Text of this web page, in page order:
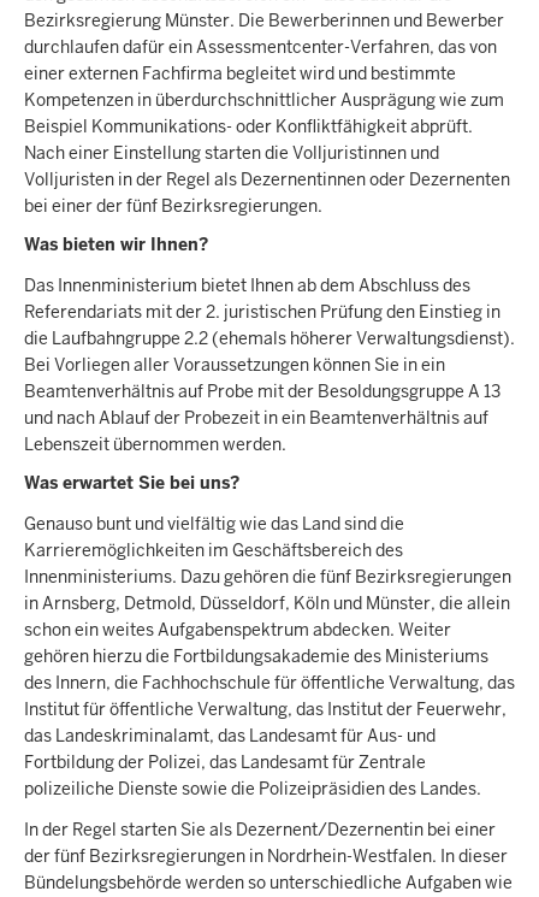
Bezirksregierung Münster. Die Bewerberinnen und Bewerber
durchlaufen dafür ein Assessmentcenter-Verfahren, das von
einer externen Fachfirma begleitet wird und bestimmte
Kompetenzen in überdurchschnittlicher Ausprägung wie zum
Beispiel Kommunikations- oder Konfliktfähigkeit abprüft.
Nach einer Einstellung starten die Volljuristinnen und
Volljuristen in der Regel als Dezernentinnen oder Dezernenten
bei einer der fünf Bezirksregierungen.
Was bieten wir Ihnen?
Das Innenministerium bietet Ihnen ab dem Abschluss des
Referendariats mit der 2. juristischen Prüfung den Einstieg in
die Laufbahngruppe 2.2 (ehemals höherer Verwaltungsdienst).
Bei Vorliegen aller Voraussetzungen können Sie in ein
Beamtenverhältnis auf Probe mit der Besoldungsgruppe A 13
und nach Ablauf der Probezeit in ein Beamtenverhältnis auf
Lebenszeit übernommen werden.
Was erwartet Sie bei uns?
Genauso bunt und vielfältig wie das Land sind die
Karrieremöglichkeiten im Geschäftsbereich des
Innenministeriums. Dazu gehören die fünf Bezirksregierungen
in Arnsberg, Detmold, Düsseldorf, Köln und Münster, die allein
schon ein weites Aufgabenspektrum abdecken. Weiter
gehören hierzu die Fortbildungsakademie des Ministeriums
des Innern, die Fachhochschule für öffentliche Verwaltung, das
Institut für öffentliche Verwaltung, das Institut der Feuerwehr,
das Landeskriminalamt, das Landesamt für Aus- und
Fortbildung der Polizei, das Landesamt für Zentrale
polizeiliche Dienste sowie die Polizeipräsidien des Landes.
In der Regel starten Sie als Dezernent/Dezernentin bei einer
der fünf Bezirksregierungen in Nordrhein-Westfalen. In dieser
Bündelungsbehörde werden so unterschiedliche Aufgaben wie